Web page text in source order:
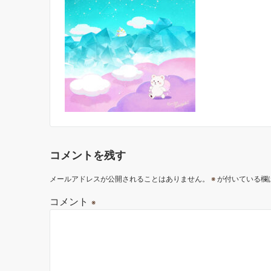
コメントを残す
メールアドレスが公開されることはありません。 ※ が付いている欄
コメント ※